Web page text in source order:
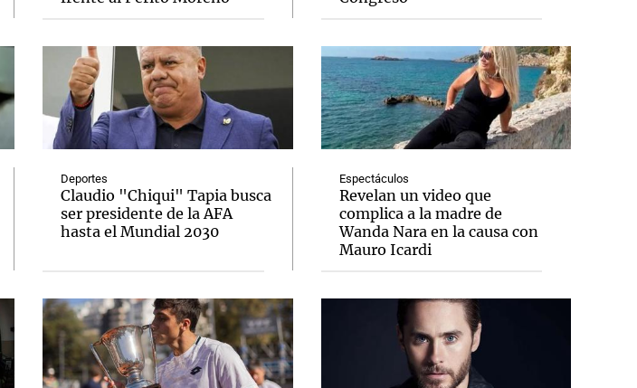
Deportes
Claudio "Chiqui" Tapia busca
ser presidente de la AFA
hasta el Mundial 2030
Espectáculos
Revelan un video que
complica a la madre de
Wanda Nara en la causa con
Mauro Icardi
de Arequito
Notas
Cadena 3 en Groenlandia
Notas
Comprometidos
Venezuela